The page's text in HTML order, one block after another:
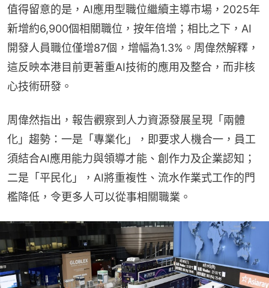
值得留意的是，AI應用型職位繼續主導市場，2025年
新增約6,900個相關職位，按年倍增；相比之下，AI
開發人員職位僅增87個，增幅為1.3%。周偉然解釋，
這反映本港目前更著重AI技術的應用及整合，而非核
心技術研發。
周偉然指出，報告觀察到人力資源發展呈現「兩體
化」趨勢：一是「專業化」，即要求人機合一，員工
須結合AI應用能力與領導才能、創作力及企業認知；
二是「平民化」，AI將重複性、流水作業式工作的門
檻降低，令更多人可以從事相關職業。